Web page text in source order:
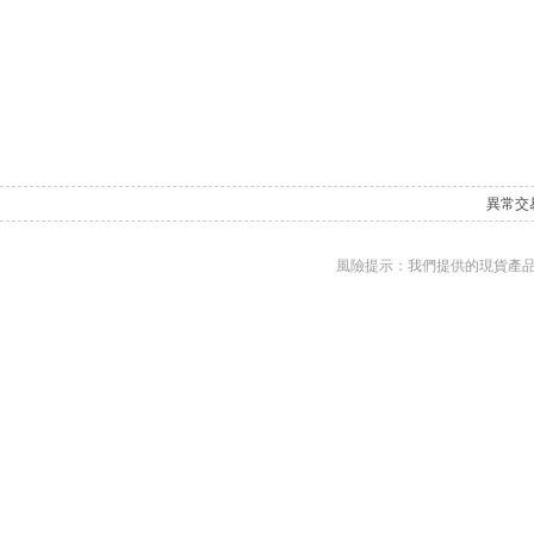
異常交
風險提示：我們提供的現貨產